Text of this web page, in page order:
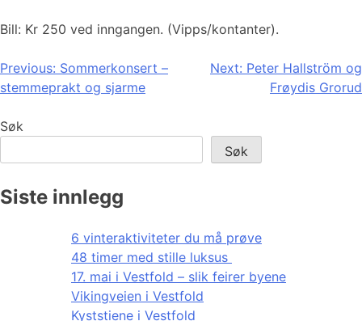
Bill: Kr 250 ved inngangen. (Vipps/kontanter).
Innleggsnavigasjon
Previous: Sommerkonsert –
stemmeprakt og sjarme
Next: Peter Hallström og
Frøydis Grorud
Søk
Søk
Siste innlegg
6 vinteraktiviteter du må prøve
48 timer med stille luksus
17. mai i Vestfold – slik feirer byene
Vikingveien i Vestfold
Kyststiene i Vestfold